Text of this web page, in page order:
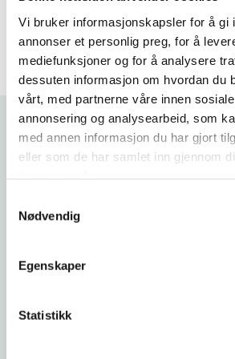
Vi bruker informasjonskapsler for å gi
annonser et personlig preg, for å
mediefunksjoner og for å analysere
dessuten informasjon om hvordan du
vårt, med partnerne våre innen sosiale
annonsering og analysearbeid, som
med annen informasjon du har gjort
eller som de har samlet inn gjennom
Nødvendig
Egenskaper
Statistikk
og-budsjett/skatter-og-avgifter/
2023/id2929584/
Flere innlegg